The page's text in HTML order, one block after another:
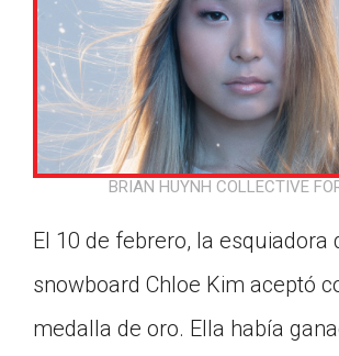
BRIAN HUYNH COLLECTIVE
​​El 10 de febrero, la esquiadora
snowboard Chloe Kim aceptó
medalla de oro. Ella había
Google Classroom
Click on the icon above to share the
a class in your Google Classroom.